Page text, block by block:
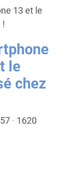
13 et le
!
le
chez
· 1620